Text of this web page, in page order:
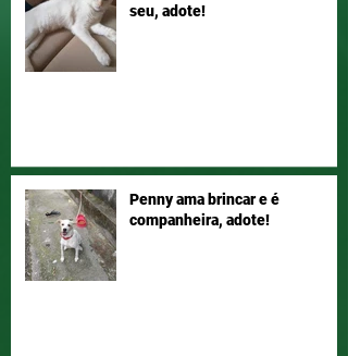
seu, adote!
Penny ama brincar e é
companheira, adote!